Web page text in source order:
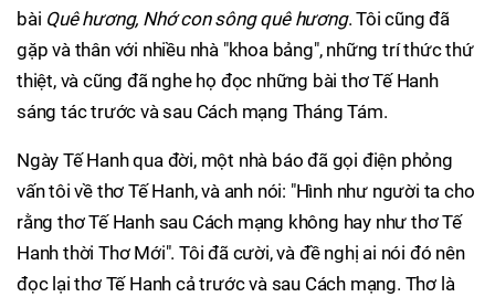
bài Quê hương, Nhớ con sông quê hương. Tôi cũng đã
gặp và thân với nhiều nhà "khoa bảng", những trí thức thứ
thiệt, và cũng đã nghe họ đọc những bài thơ Tế Hanh
sáng tác trước và sau Cách mạng Tháng Tám.
Ngày Tế Hanh qua đời, một nhà báo đã gọi điện phỏng
vấn tôi về thơ Tế Hanh, và anh nói: "Hình như người ta cho
rằng thơ Tế Hanh sau Cách mạng không hay như thơ Tế
Hanh thời Thơ Mới". Tôi đã cười, và đề nghị ai nói đó nên
đọc lại thơ Tế Hanh cả trước và sau Cách mạng. Thơ là